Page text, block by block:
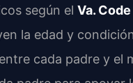
según el Va.
la edad y
cada padre y el